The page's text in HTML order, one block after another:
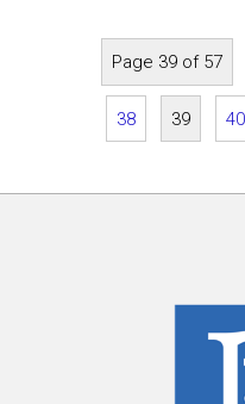
Page 39 of 57
38 39 40